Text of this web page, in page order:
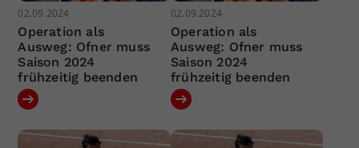
02.09.2024
Operation als
Ausweg: Ofner muss
Saison 2024
frühzeitig beenden
02.09.2024
Operation als
Ausweg: Ofner muss
Saison 2024
frühzeitig beenden